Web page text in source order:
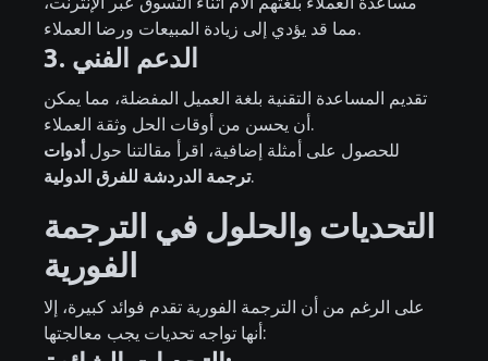
3. الدعم الفني
تقديم المساعدة التقنية بلغة العميل المفضلة، مما يمكن
للحصول على أمثلة إضافية، اقرأ مقالتنا حول أدوات
ترجمة الدردشة للفرق الدولية.
التحديات والحلول في الترجمة
الفورية
على الرغم من أن الترجمة الفورية تقدم فوائد كبيرة، إلا
أنها تواجه تحديات يجب معالجتها: